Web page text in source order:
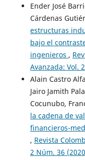
Ender José
Cárdenas
estructuras
bajo el
ingenieros ,
Avanzada: Vol.
Alain Castro
Jairo Jamith
Cocunubo,
la cadena de
financieros-
, Revista
2 Núm. 36